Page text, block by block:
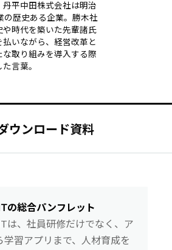
丹平中田株式会社は明治
の歴史ある企業。勝木社
や時代を築いた先輩諸氏
払いながら、経営改革と
な取り組みを導入する際
言葉。
ウンロード資料
の総合パンフレット
は、社員研修だけでなく、ア
学習アプリまで、人材育成を